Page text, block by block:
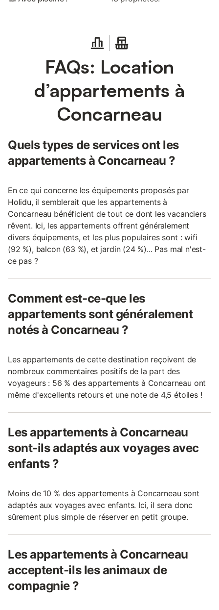
FAQs: Location
d’appartements à
Concarneau
Quels types de services ont les
appartements à Concarneau ?
En ce qui concerne les équipements proposés par
Holidu, il semblerait que les appartements à
Concarneau bénéficient de tout ce dont les vacanciers
rêvent. Ici, les appartements offrent généralement
divers équipements, et les plus populaires sont : wifi
(92 %), balcon (63 %), et jardin (24 %)... Pas mal n'est-
ce pas ?
Comment est-ce-que les
appartements sont généralement
notés à Concarneau ?
Les appartements de cette destination reçoivent de
nombreux commentaires positifs de la part des
voyageurs : 56 % des appartements à Concarneau ont
même d'excellents retours et une note de 4,5 étoiles !
Les appartements à Concarneau
sont-ils adaptés aux voyages avec
enfants ?
Moins de 10 % des appartements à Concarneau sont
adaptés aux voyages avec enfants. Ici, il sera donc
sûrement plus simple de réserver en petit groupe.
Les appartements à Concarneau
acceptent-ils les animaux de
compagnie ?